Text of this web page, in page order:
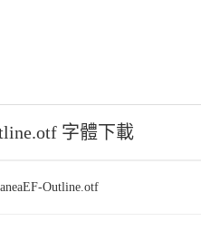
字體下載
Outline.otf